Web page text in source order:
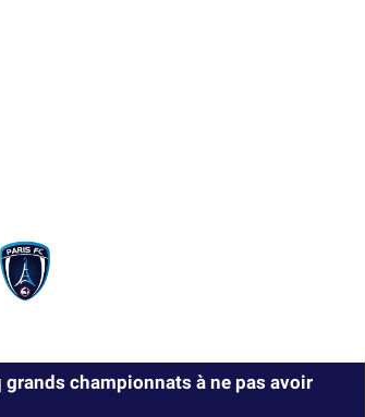
championnats à ne pas avoir